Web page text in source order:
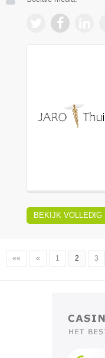
BEKIJK VOLLEDIG
«« « 1 2 3